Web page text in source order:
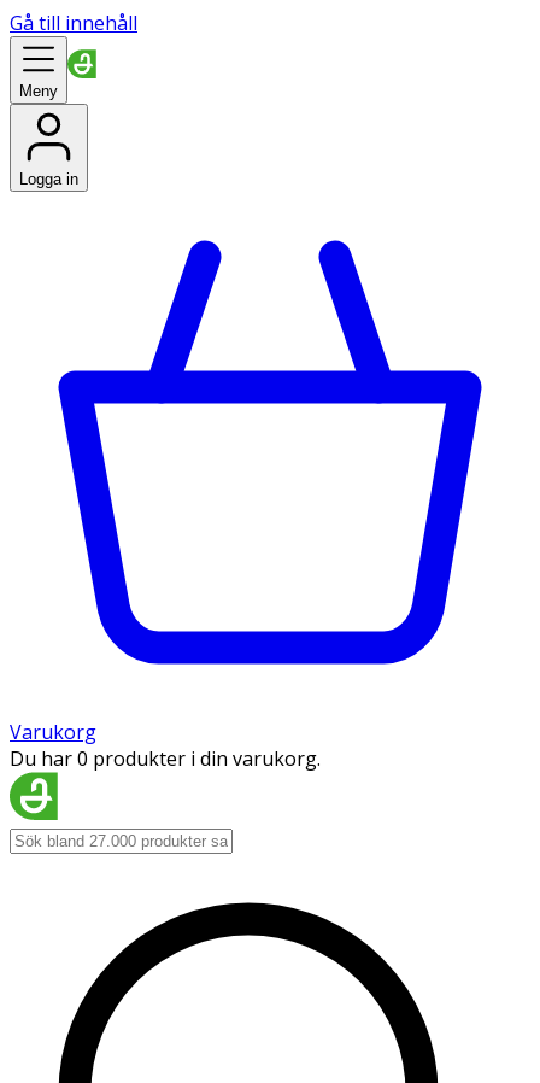
Gå till innehåll
Meny
Logga in
Varukorg
Du har 0 produkter i din varukorg.